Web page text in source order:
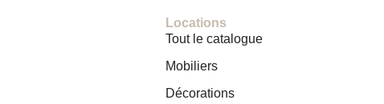
Locations
Tout le catalogue
Mobiliers
Décorations